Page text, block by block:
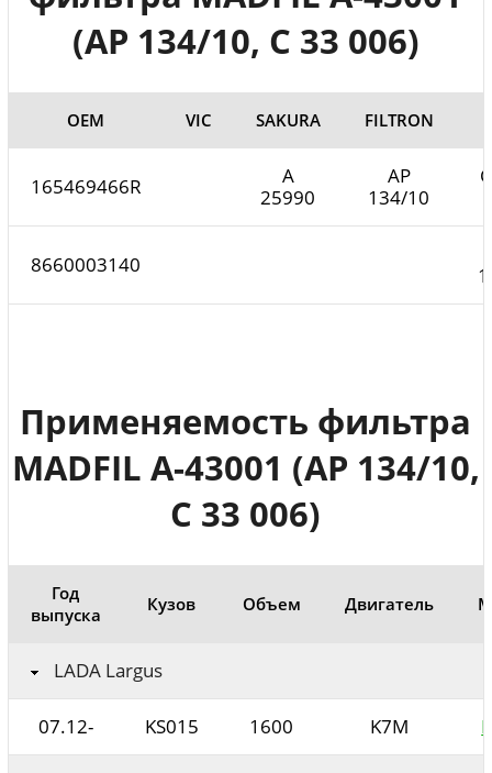
(AP 134/10, C 33 006)
ОЕМ VIC SAKURA FILTRON
165469466R
A
25990
AP
134/10
8660003140
Применяемость фильтра
MADFIL A-43001 (AP 134/10,
C 33 006)
Год
выпуска
Кузов Объем Двигатель
LADA Largus
07.12- KS015 1600 K7M